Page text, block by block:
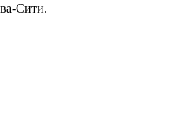
Сити.